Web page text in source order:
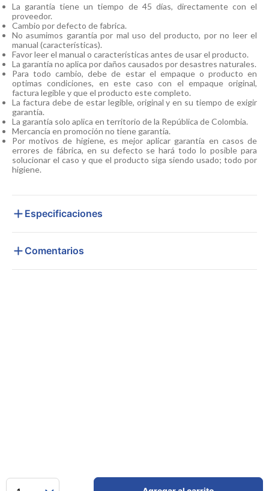
La garantía tiene un tiempo de 45 días, directamente con el
proveedor.
Cambio por defecto de fabrica.
No asumimos garantía por mal uso del producto, por no leer el
manual (características).
Favor leer el manual o características antes de usar el producto.
La garantía no aplica por daños causados por desastres naturales.
Para todo cambio, debe de estar el empaque o producto en
optimas condiciones, en este caso con el empaque original,
factura legible y que el producto este completo.
La factura debe de estar legible, original y en su tiempo de exigir
garantía.
La garantía solo aplica en territorio de la República de Colombia.
Mercancía en promoción no tiene garantía.
Por motivos de higiene, es mejor aplicar garantía en casos de
errores de fábrica, en su defecto se hará todo lo posible para
solucionar el caso y que el producto siga siendo usado; todo por
higiene.
Especificaciones
Comentarios